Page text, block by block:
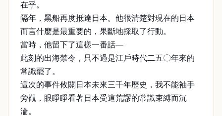
在乎。
隔年，黑船再度抵達日本。他很清楚對現在的日本
而言什麼是最重要的，果斷地採取了行動。
當時，他留下了這樣一番話—
此刻的出海禁令，只不過是江戶時代二五〇年來的
常識罷了。
這次的事件攸關日本未來三千年歷史，我不能袖手
旁觀，眼睜睜看著日本受這荒謬的常識束縛而沉
淪。